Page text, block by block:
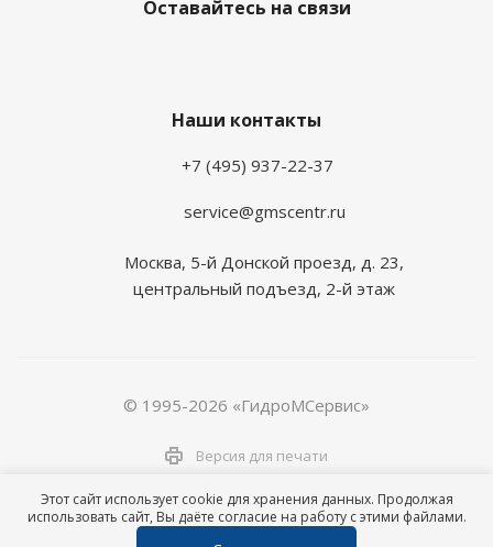
Оставайтесь на связи
Наши контакты
+7 (495) 937-22-37
service@gmscentr.ru
Москва, 5-й Донской проезд, д. 23,
центральный подъезд, 2-й этаж
© 1995-2026 «ГидроМСервис»
Версия для печати
Этот сайт использует cookie для хранения данных. Продолжая
использовать сайт, Вы даёте согласие на работу с этими файлами.